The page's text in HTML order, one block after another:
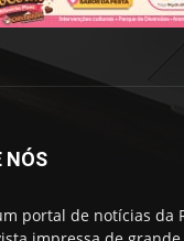
NÓS
portal de notícias da